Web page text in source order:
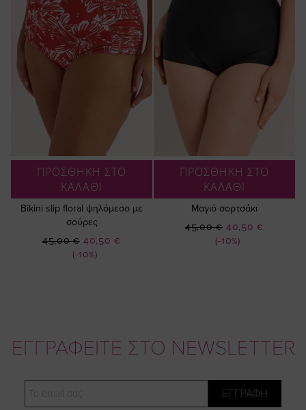
ΠΡΟΣΘΗΚΗ ΣΤΟ
ΚΑΛΑΘΙ
Bikini slip floral ψηλόμεσο με
σούρες
(-10%)
Ειδική
Τιμή
40,50 €
45,00 €
ΠΡΟΣΘΗΚΗ ΣΤΟ
ΚΑΛΑΘΙ
Μαγιό σορτσάκι
(-10%)
Ειδική
Τιμή
40,50 €
45,00 €
ΕΓΓΡΑΦΕΙΤΕ ΣΤΟ NEWSLETTER
ΕΓΓΡΑΦΗ